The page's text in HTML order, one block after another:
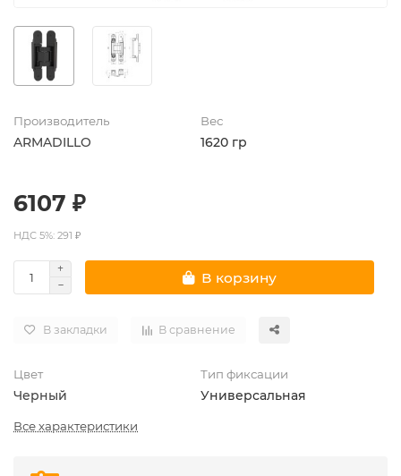
Производитель
ARMADILLO
Вес
1620 гр
6107 ₽
НДС 5%: 291 ₽
В корзину
В закладки В сравнение
Цвет
Черный
Тип фиксации
Универсальная
Все характеристики